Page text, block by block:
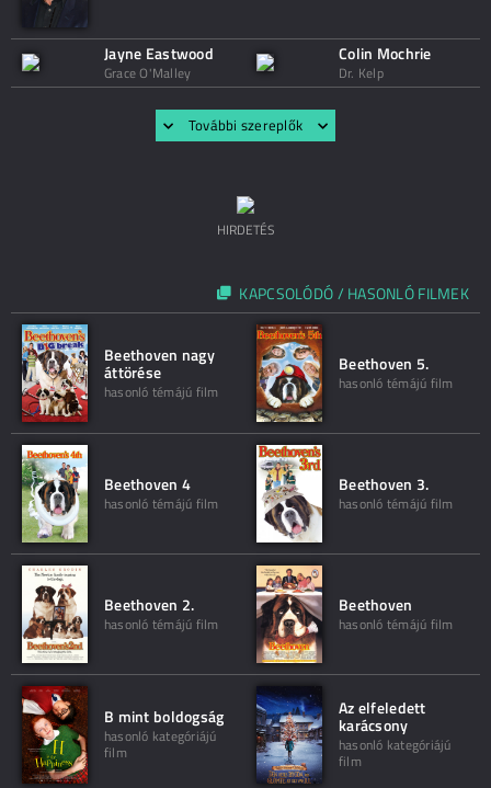
Jayne Eastwood
Grace O'Malley
Colin Mochrie
Dr. Kelp
További szereplők
HIRDETÉS
KAPCSOLÓDÓ / HASONLÓ FILMEK
Beethoven nagy
áttörése
hasonló témájú film
Beethoven 5.
hasonló témájú film
Beethoven 4
hasonló témájú film
Beethoven 3.
hasonló témájú film
Beethoven 2.
hasonló témájú film
Beethoven
hasonló témájú film
B mint boldogság
hasonló kategóriájú
film
Az elfeledett
karácsony
hasonló kategóriájú
film